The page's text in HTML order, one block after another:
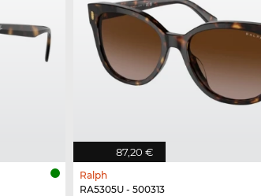
87,20 €
Ralph
RA5305U - 500313